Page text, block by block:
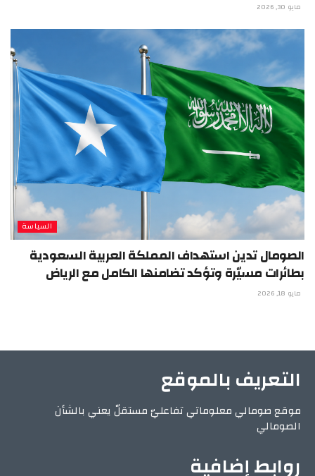
مايو 30, 2026
السياسة
الصومال تدين استهداف المملكة العربية السعودية
بطائرات مسيّرة وتؤكد تضامنها الكامل مع الرياض
مايو 18, 2026
التعريف بالموقع
موقع صومالي معلوماتي تفاعليّ مستقلّ يعني بالشأن
الصومالي
روابط إضافية